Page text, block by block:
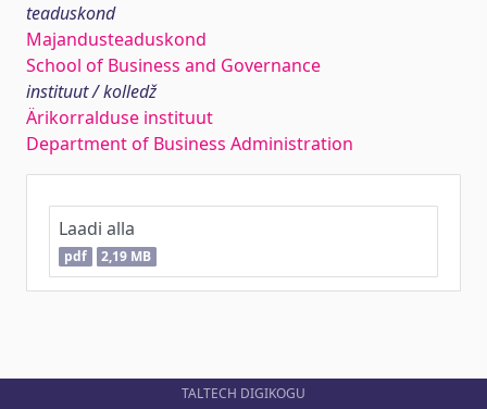
teaduskond
Majandusteaduskond
School of Business and Governance
instituut / kolledž
Ärikorralduse instituut
Department of Business Administration
Laadi alla
pdf 2,19 MB
TALTECH DIGIKOGU